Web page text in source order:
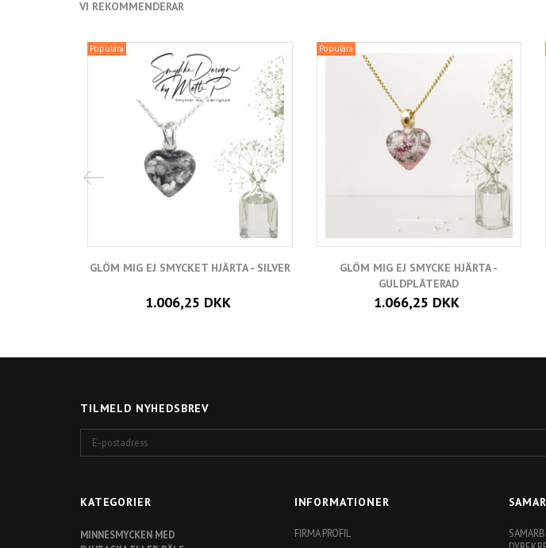
VI REKOMMENDERAR
Populära
GLÖM MIG EJ SMYCKET HJÄRTA - SILVER
1.006,25 DKK
Populära
GLÖM MIG EJ SMYCKE HJÄRTA -
GULDPLÄTERAD
1.066,25 DKK
TILMELD NYHEDSBREV
postadress
KATEGORIER
MINNESMYCKEN MED
INFORMATIONER
FIRMA PROFIL